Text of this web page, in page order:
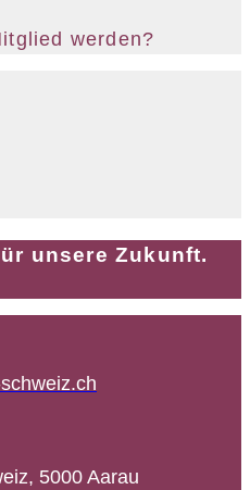
werden?
unsere Zukunft.
5000 Aarau